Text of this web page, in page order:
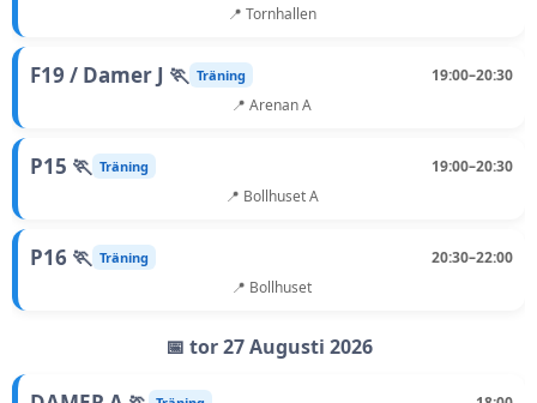
📍 Tornhallen
F19 / Damer J 🏃 Träning
19:00–20:30
📍 Arenan A
P15 🏃 Träning
19:00–20:30
📍 Bollhuset A
P16 🏃 Träning
20:30–22:00
📍 Bollhuset
📅 tor 27 Augusti 2026